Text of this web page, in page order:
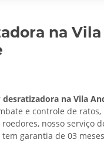
na Vila
desratizadora na Vila
e controle de ratos,
nosso serviço
garantia de 03